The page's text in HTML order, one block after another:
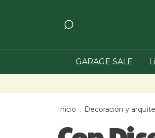
GARAGE SALE
Inicio . Decoración y